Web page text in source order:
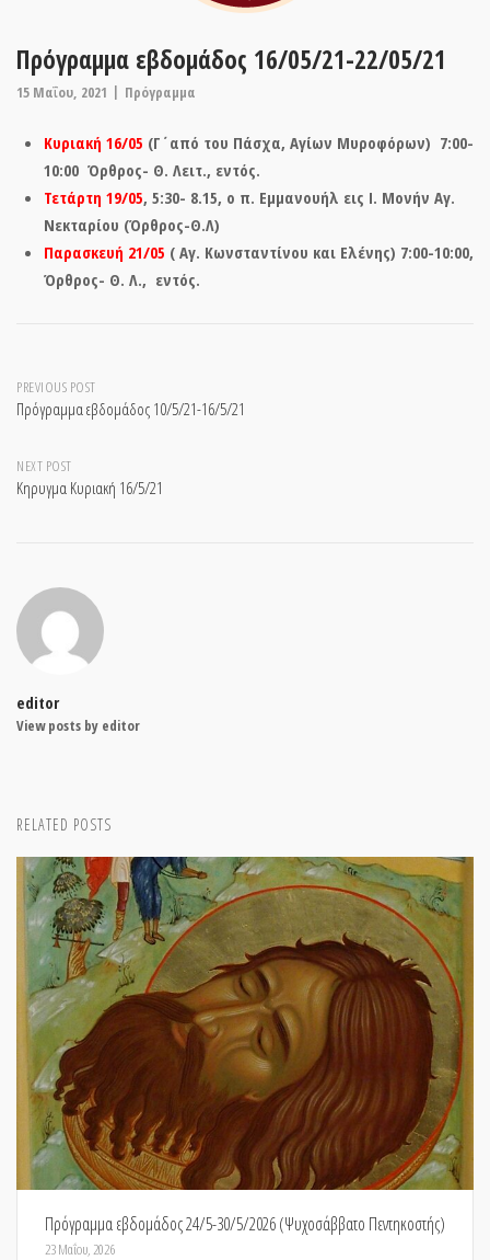
Πρόγραμμα εβδομάδος 16/05/21-22/05/21
15 Μαΐου, 2021 Πρόγραμμα
Κυριακή 16/05 (Γ΄από του Πάσχα, Αγίων Μυροφόρων) 7:00-
10:00 Όρθρος- Θ. Λειτ., εντός.
Τετάρτη 19/05, 5:30- 8.15, ο π. Εμμανουήλ εις Ι. Μονήν Αγ.
Νεκταρίου (Όρθρος-Θ.Λ)
Παρασκευή 21/05 ( Αγ. Κωνσταντίνου και Ελένης) 7:00-10:00,
Όρθρος- Θ. Λ., εντός.
Post
PREVIOUS POST
Πρόγραμμα εβδομάδος 10/5/21-16/5/21
NEXT POST
Κηρυγμα Κυριακή 16/5/21
editor
View posts by editor
RELATED POSTS
Πρόγραμμα εβδομάδος 24/5-30/5/2026 (Ψυχοσάββατο Πεντηκοστής)
23 Μαΐου, 2026